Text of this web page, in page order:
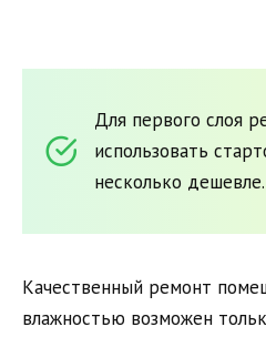
Для первого слоя
использовать
несколько дешевле.
Качественный ремонт
влажностью возможен